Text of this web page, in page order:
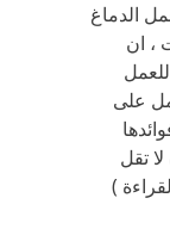
الدماغ
، ان
على
تقل
)